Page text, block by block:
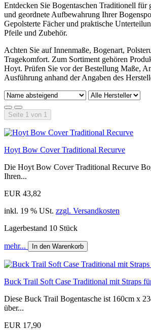
Entdecken Sie Bogentaschen Traditionell für
und geordnete Aufbewahrung Ihrer
Gepolsterte Fächer und praktische
Pfeile und Zubehör.
Achten Sie auf Innenmaße, Bogenart,
Tragekomfort. Zum Sortiment gehören
Hoyt. Prüfen Sie vor der Bestellung Maße,
Ausführung anhand der Angaben des
Seite 1 von 1
Hoyt Bow Cover Traditional Recurve
Die Hoyt Bow Cover Traditional Recurve
Ihren...
EUR 43,82
inkl. 19 % USt. zzgl. Versandkosten
Lagerbestand 10 Stück
mehr... In den Warenkorb
Buck Trail Soft Case Traditional mit Straps
Diese Buck Trail Bogentasche ist 160cm x
über...
EUR 17,90